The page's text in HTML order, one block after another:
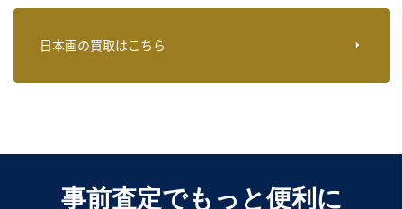
日本画の買取はこちら
事前査定でもっと便利に